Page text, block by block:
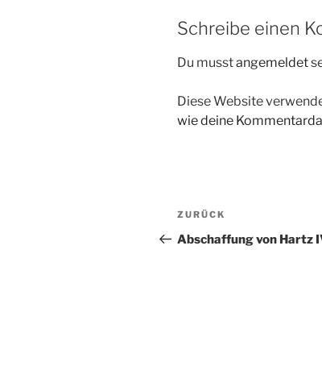
Schreibe einen
Du musstangemeldet
Diese Website
wie deine
Vorheriger
Beitrag
ZURÜCK
Abschaffung von Hartz